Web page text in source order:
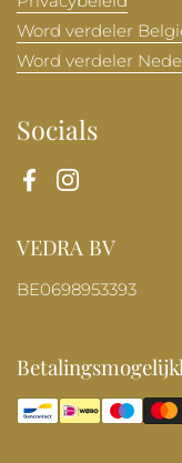
Word verdeler
Word verdeler
Socials
FacebookInstagram
VEDRA BV
BE0698953393